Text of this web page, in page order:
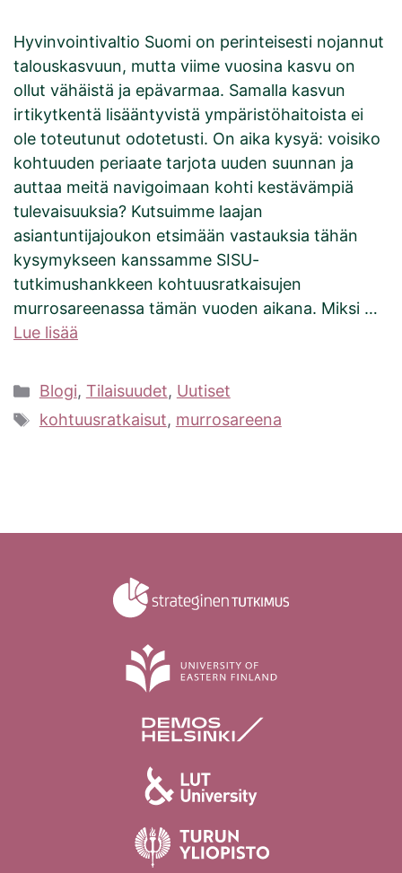
Hyvinvointivaltio Suomi on perinteisesti nojannut
talouskasvuun, mutta viime vuosina kasvu on
ollut vähäistä ja epävarmaa. Samalla kasvun
irtikytkentä lisääntyvistä ympäristöhaitoista ei
ole toteutunut odotetusti. On aika kysyä: voisiko
kohtuuden periaate tarjota uuden suunnan ja
auttaa meitä navigoimaan kohti kestävämpiä
tulevaisuuksia? Kutsuimme laajan
asiantuntijajoukon etsimään vastauksia tähän
kysymykseen kanssamme SISU-
tutkimushankkeen kohtuusratkaisujen
murrosareenassa tämän vuoden aikana. Miksi …
Lue lisää
Kategoriat
Blogi, Tilaisuudet, Uutiset
Avainsanat
kohtuusratkaisut, murrosareena